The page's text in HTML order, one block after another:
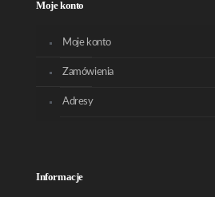
Moje konto
Moje konto
Zamówienia
Adresy
Informacje